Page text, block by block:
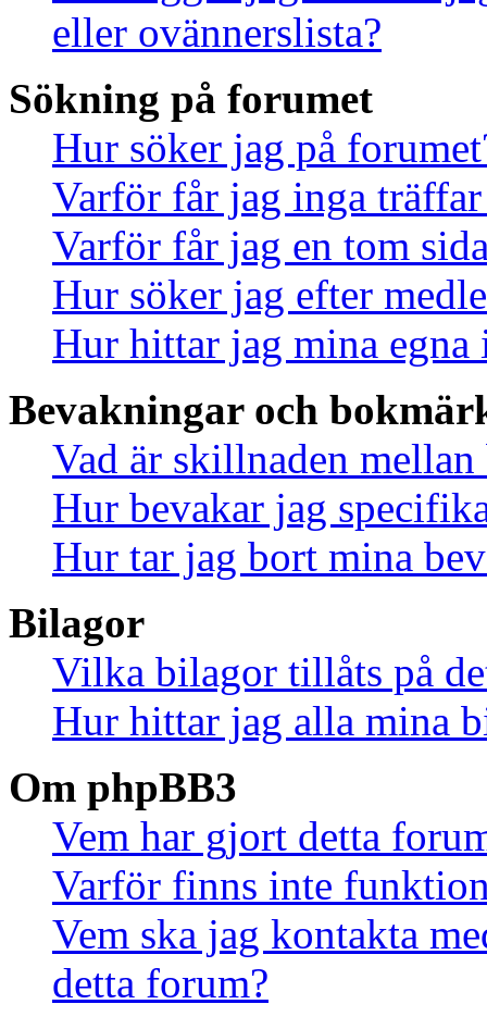
eller ovännerslista?
Sökning på forumet
Hur söker jag på
Varför får jag inga
Varför får jag en tom
Hur söker jag efter
Hur hittar jag mina egna
Bevakningar och
Vad är skillnaden
Hur bevakar jag
Hur tar jag bort mina
Bilagor
Vilka bilagor tillåts på
Hur hittar jag alla mina
Om phpBB3
Vem har gjort detta
Varför finns inte
Vem ska jag kontakta
detta forum?